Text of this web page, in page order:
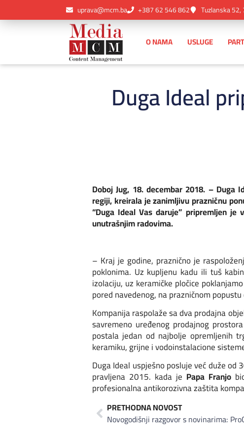
uprava@mcm.ba +387 62 546 862 Tuzlanska
O NAMA USLUGE
Duga Ideal
Doboj Jug, 18. decembar 2018. –
regiji, kreirala je zanimljivu prazničnu
“Duga Ideal Vas daruje” pripremljen
unutrašnjim radovima.
– Kraj je godine, praznično je
poklonima. Uz kupljenu kadu ili tuš
izolaciju, uz keramičke pločice
pored navedenog, na prazničnom
Kompanija raspolaže sa dva prodajna
savremeno uređenog prodajnog
postala jedan od najbolje opremljenih
keramiku, grijne i vodoinstalacione
Duga Ideal uspješno posluje već duže
pravljena 2015. kada je Papa Franjo
profesionalna antikorozivna zaštita
PRETHODNA NOVOST